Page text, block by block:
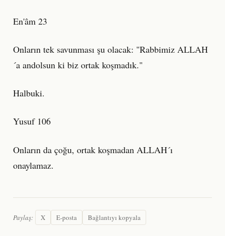
En'âm 23
Onların tek savunması şu olacak: "Rabbimiz ALLAH
´a andolsun ki biz ortak koşmadık."
Halbuki.
Yusuf 106
Onların da çoğu, ortak koşmadan ALLAH´ı
onaylamaz.
Paylaş: X E-posta Bağlantıyı kopyala